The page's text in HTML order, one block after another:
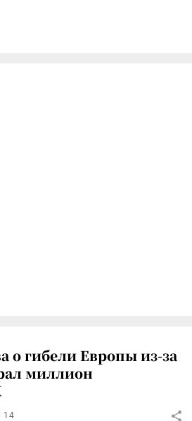
о гибели Европы из-за
миллион
14